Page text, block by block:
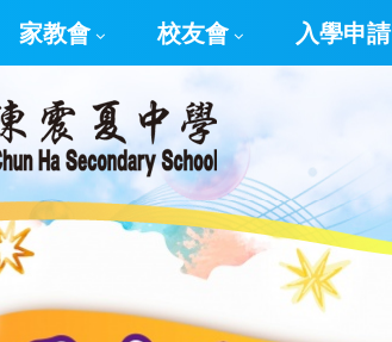
家教會 校友會 入學申請